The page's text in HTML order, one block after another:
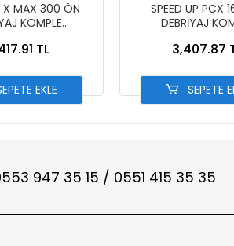
X MAX 300 ÖN
KOMPLE
TL
EKLE
SPEED UP PCX
DEBRİYAJ
3,407.87
SEPETE
947 35 15 / 0551 415 35 35